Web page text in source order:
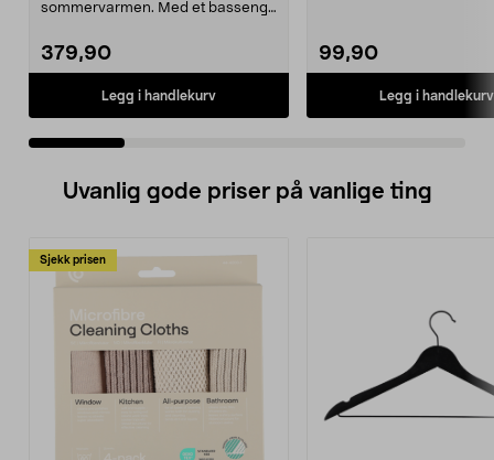
sommervarmen. Med et basseng i
379,90
Legg i handlekurv
99,90
Legg i handlekurv
Uvanlig gode priser på vanlige ting
Sjekk prisen